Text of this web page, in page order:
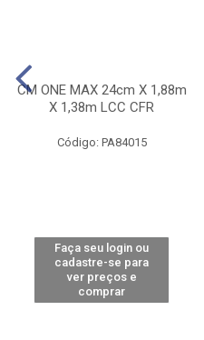
CM ONE MAX 24cm X 1,88m
X 1,38m LCC CFR
Código: PA84015
Faça seu login ou
cadastre-se para
ver preços e
comprar